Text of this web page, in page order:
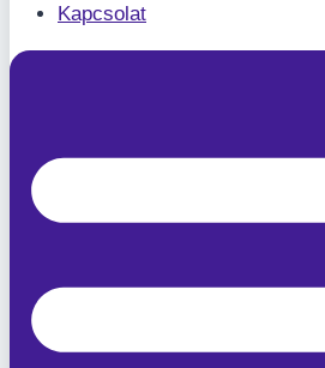
Kapcsolat